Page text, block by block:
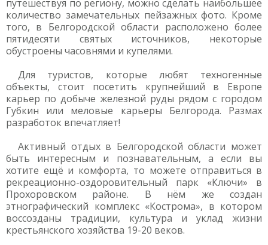
путешествуя по региону, можно сделать наибольшее
количество замечательных пейзажных фото. Кроме
того, в Белгородской области расположено более
пятидесяти святых источников, некоторые
обустроены часовнями и купелями.
Для туристов, которые любят техногенные
объекты, стоит посетить крупнейший в Европе
карьер по добыче железной руды рядом с городом
Губкин или меловые карьеры Белгорода. Размах
разработок впечатляет!
Активный отдых в Белгородской области может
быть интересным и познавательным, а если вы
хотите ещё и комфорта, то можете отправиться в
рекреационно-оздоровительный парк «Ключи» в
Прохоровском районе. В нём же создан
этнографический комплекс «Кострома», в котором
воссозданы традиции, культура и уклад жизни
крестьянского хозяйства 19-20 веков.